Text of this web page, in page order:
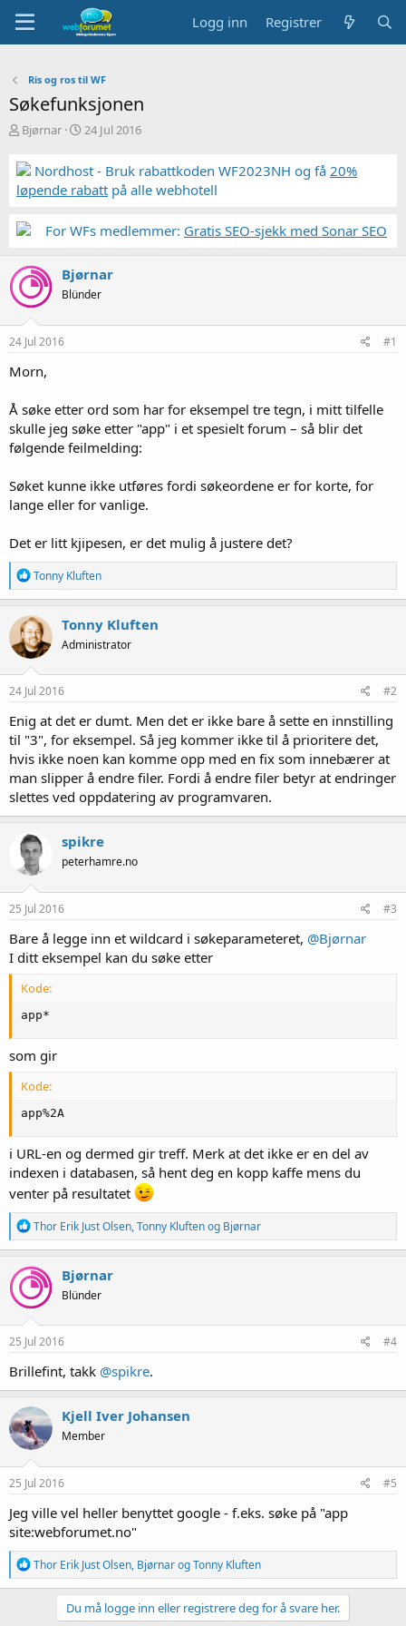
Logg inn Registrer
Ris og ros til WF
Søkefunksjonen
T
å
d
s
a
e
r
Bjørnar
S
r
t
a
24 Jul 2016
Nordhost - Bruk rabattkoden WF2023NH og få 20%
løpende rabatt på alle webhotell
For WFs medlemmer: Gratis SEO-sjekk med Sonar SEO
Bjørnar
Blünder
24 Jul 2016 #1
Morn,
Å søke etter ord som har for eksempel tre tegn, i mitt tilfelle
skulle jeg søke etter "app" i et spesielt forum – så blir det
følgende feilmelding:
Søket kunne ikke utføres fordi søkeordene er for korte, for
lange eller for vanlige.
Det er litt kjipesen, er det mulig å justere det?
R
e
a
k
s
j
o
n
e
:
Tonny Kluften
Tonny Kluften
Administrator
24 Jul 2016 #2
Enig at det er dumt. Men det er ikke bare å sette en innstilling
til "3", for eksempel. Så jeg kommer ikke til å prioritere det,
hvis ikke noen kan komme opp med en fix som innebærer at
man slipper å endre filer. Fordi å endre filer betyr at endringer
slettes ved oppdatering av programvaren.
spikre
peterhamre.no
25 Jul 2016 #3
Bare å legge inn et wildcard i søkeparameteret, @Bjørnar
I ditt eksempel kan du søke etter
Kode:
app*
som gir
Kode:
app%2A
i URL-en og dermed gir treff. Merk at det ikke er en del av
indexen i databasen, så hent deg en kopp kaffe mens du
venter på resultatet
R
e
a
k
s
j
o
n
e
:
Thor Erik Just Olsen,Tonny Kluftenog Bjørnar
Bjørnar
Blünder
25 Jul 2016 #4
Brillefint, takk @spikre.
Kjell Iver Johansen
Member
25 Jul 2016 #5
Jeg ville vel heller benyttet google - f.eks. søke på "app
site:webforumet.no"
R
e
a
Thor Erik Just Olsen, BjørnarogTonny Kluften
Du må logge inn eller registrere deg for å svare her.